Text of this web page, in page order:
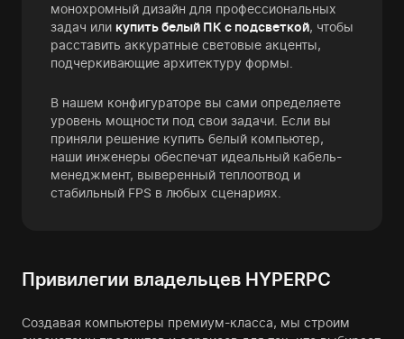
монохромный дизайн для профессиональных
задач или купить белый ПК с подсветкой, чтобы
расставить аккуратные световые акценты,
подчеркивающие архитектуру формы.
В нашем конфигураторе вы сами определяете
уровень мощности под свои задачи. Если вы
приняли решение купить белый компьютер,
наши инженеры обеспечат идеальный кабель-
менеджмент, выверенный теплоотвод и
стабильный FPS в любых сценариях.
Привилегии владельцев HYPERPC
Создавая компьютеры премиум-класса, мы строим